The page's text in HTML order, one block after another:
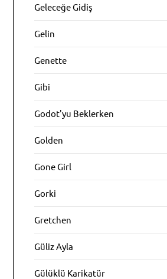
Geleceğe Gidiş
Gelin
Genette
Gibi
Godot'yu Beklerken
Golden
Gone Girl
Gorki
Gretchen
Güliz Ayla
Gülüklü Karikatür